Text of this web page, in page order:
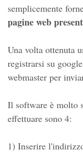
semplicemente
pagine web
Una volta ottenuta
registrarsi su
webmaster per
Il software è molto
effettuare sono 4:
1) Inserire